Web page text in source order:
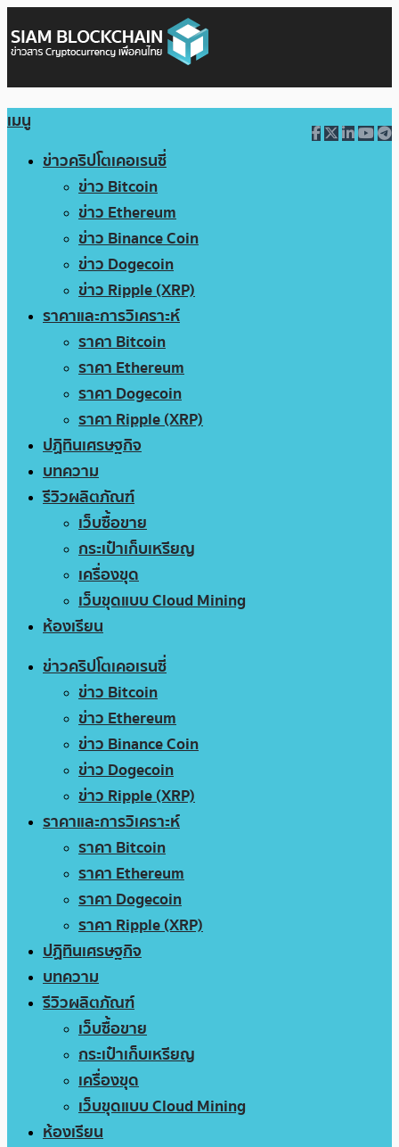
เมนู
ข่าวคริปโตเคอเรนซี่
ข่าว Bitcoin
ข่าว Ethereum
ข่าว Binance Coin
ข่าว Dogecoin
ข่าว Ripple (XRP)
ราคาและการวิเคราะห์
ราคา Bitcoin
ราคา Ethereum
ราคา Dogecoin
ราคา Ripple (XRP)
ปฏิทินเศรษฐกิจ
บทความ
รีวิวผลิตภัณฑ์
เว็บซื้อขาย
กระเป๋าเก็บเหรียญ
เครื่องขุด
เว็บขุดแบบ Cloud Mining
ห้องเรียน
ข่าวคริปโตเคอเรนซี่
ข่าว Bitcoin
ข่าว Ethereum
ข่าว Binance Coin
ข่าว Dogecoin
ข่าว Ripple (XRP)
ราคาและการวิเคราะห์
ราคา Bitcoin
ราคา Ethereum
ราคา Dogecoin
ราคา Ripple (XRP)
ปฏิทินเศรษฐกิจ
บทความ
รีวิวผลิตภัณฑ์
เว็บซื้อขาย
กระเป๋าเก็บเหรียญ
เครื่องขุด
เว็บขุดแบบ Cloud Mining
ห้องเรียน